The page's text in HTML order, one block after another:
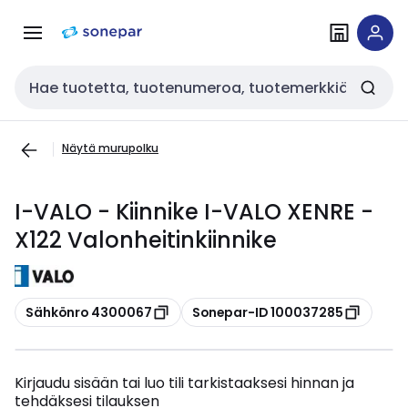
navigointiinsisältöön
Haku
Näytä murupolku
I-VALO - Kiinnike I-VALO XENRE -
X122 Valonheitinkiinnike
Kopioi
Sähkönro 4300067 Kopioi
Sonepar-ID 100037285
Kirjaudu sisään tai luo tili tarkistaaksesi hinnan ja
tehdäksesi tilauksen